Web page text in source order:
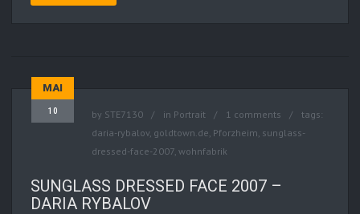
MAI
10 by STE7130 in Portrait 1 comments
tags:
daria-rybalov, goldtown.de, Pforzheim, sunglass-
dressed-face-2007, wohnfabrik
SUNGLASS DRESSED FACE 2007 –
DARIA RYBALOV